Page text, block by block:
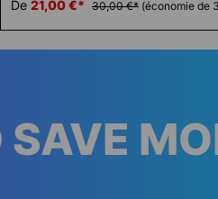
De 21,00 €* 30,00 €* (économie de